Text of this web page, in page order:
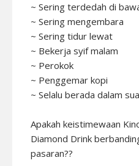
~ Sering terdedah di
~ Sering mengembara
~ Sering tidur lewat
~ Bekerja syif malam
~ Perokok
~ Penggemar kopi
~ Selalu berada dalam
Apakah keistimewaan
Diamond Drink
pasaran??